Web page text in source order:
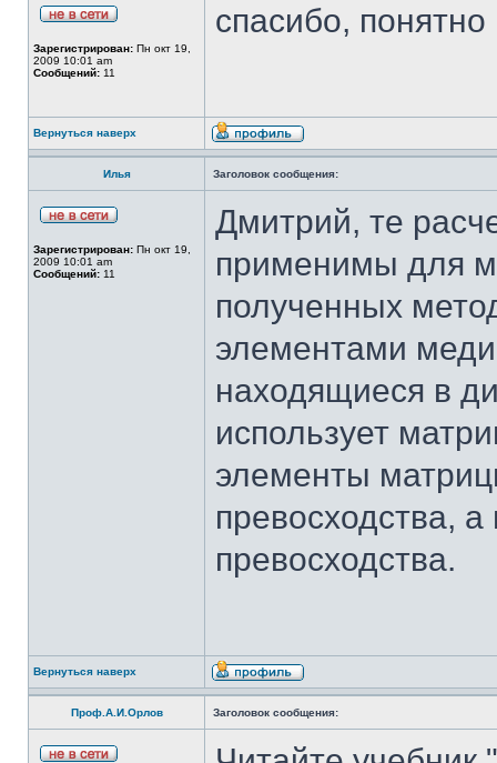
Зарегистрирован: Пн окт 19,
2009 10:01 am
Сообщений: 11
спасибо, понятно
Вернуться наверх
Илья Заголовок сообщения:
Зарегистрирован: Пн окт 19,
2009 10:01 am
Сообщений: 11
Дмитрий, те
применимы для
полученных
элементами
находящиеся в
использует
элементы
превосходства,
превосходства.
Вернуться наверх
Проф.А.И.Орлов Заголовок сообщения: